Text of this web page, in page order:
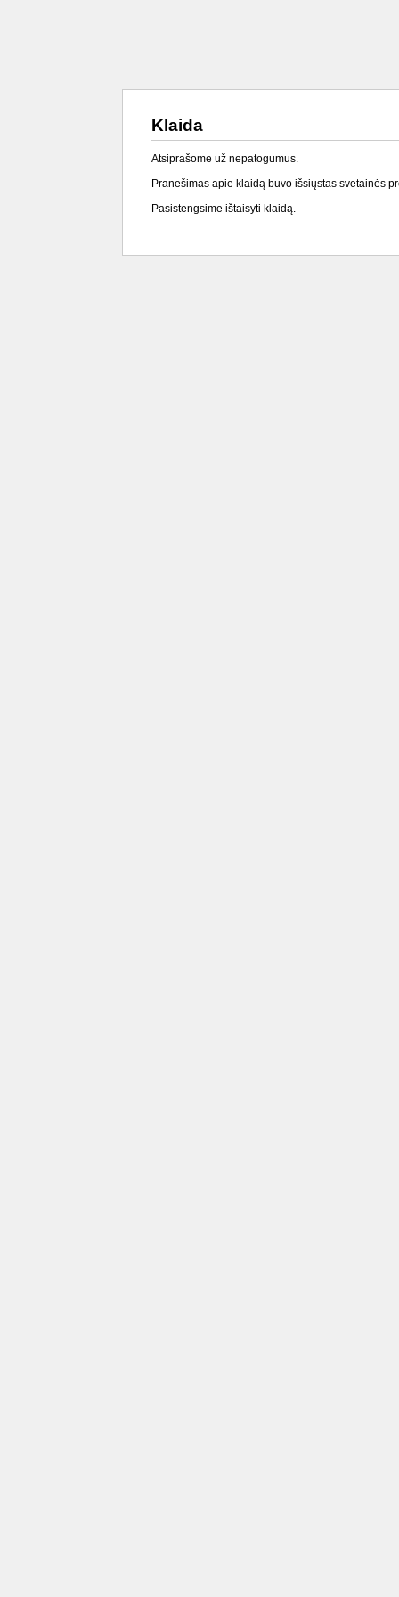
Klaida
Atsiprašome už nepatogumus.
Pranešimas apie klaidą buvo išsiųstas svetainės
Pasistengsime ištaisyti klaidą.